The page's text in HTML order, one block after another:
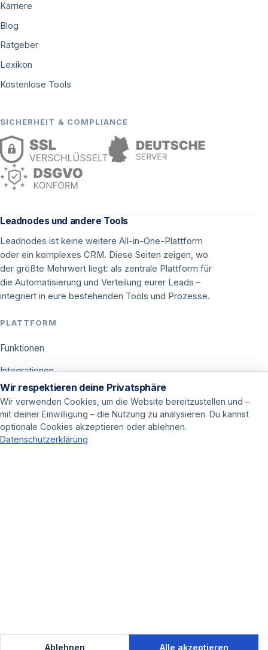
Karriere
Blog
Ratgeber
Lexikon
Kostenlose Tools
SICHERHEIT & COMPLIANCE
Leadnodes und andere Tools
Leadnodes ist keine weitere All-in-One-Plattform
oder ein komplexes CRM. Diese Seiten zeigen, wo
der größte Mehrwert liegt: als zentrale Plattform für
die Automatisierung und Verteilung eurer Leads –
integriert in eure bestehenden Tools und Prozesse.
PLATTFORM
Funktionen
Integrationen
Preise
ANWENDUNGEN
Wir respektieren deine Privatsphäre
Wir verwenden Cookies, um die Website bereitzustellen und –
mit deiner Einwilligung – die Nutzung zu analysieren. Du kannst
optionale Cookies akzeptieren oder ablehnen.
Datenschutzerklärung
Ablehnen Alle akzeptieren